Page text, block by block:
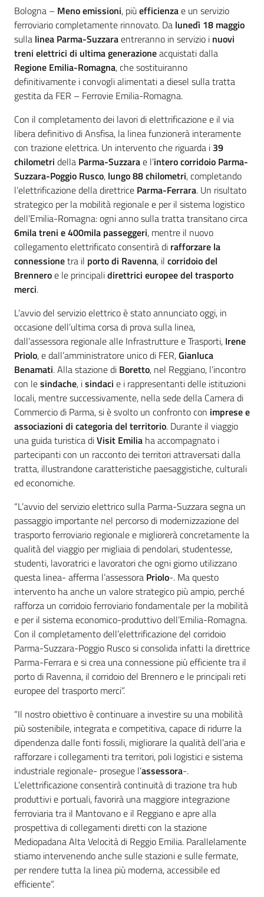
Contenuto
Bologna – Meno emissioni, piùefficienzae un servizio
ferroviario completamente rinnovato. Da lunedì 18 maggio
sulla linea Parma-Suzzaraentreranno in servizio i nuovi
treni elettrici di ultima generazioneacquistati dalla
Regione Emilia-Romagna, che sostituiranno
definitivamente i convogli alimentati a diesel sulla tratta
gestita da FER – Ferrovie Emilia-Romagna.
Con il completamento dei lavori di elettrificazione e il via
libera definitivo di Ansfisa, la linea funzionerà interamente
con trazione elettrica. Un intervento che riguarda i 39
chilometri della Parma-Suzzarae l’intero corridoio Parma-
Suzzara-Poggio Rusco, lungo 88 chilometri, completando
l’elettrificazione della direttrice Parma-Ferrara. Un risultato
strategico per la mobilità regionale e per il sistema logistico
dell’Emilia-Romagna: ogni anno sulla tratta transitano circa
6mila treni e 400mila passeggeri, mentre il nuovo
collegamento elettrificato consentirà di rafforzare la
connessionetra il porto di Ravenna, il corridoio del
Brenneroe le principalidirettrici europee del trasporto
merci.
L’avvio del servizio elettrico è stato annunciato oggi, in
occasione dell’ultima corsa di prova sulla linea,
dall’assessora regionale alle Infrastrutture e Trasporti, Irene
Priolo, e dall’amministratore unico di FER,Gianluca
Benamati. Alla stazione di Boretto, nel Reggiano, l’incontro
con lesindache, isindaci e i rappresentanti delle istituzioni
locali, mentre successivamente, nella sede della Camera di
Commercio di Parma, si è svolto un confronto con imprese e
associazioni di categoria del territorio. Durante il viaggio
una guida turistica diVisit Emilia ha accompagnato i
partecipanti con un racconto dei territori attraversati dalla
tratta, illustrandone caratteristiche paesaggistiche, culturali
ed economiche.
“L’avvio del servizio elettrico sulla Parma-Suzzara segna un
passaggio importante nel percorso di modernizzazione del
trasporto ferroviario regionale e migliorerà concretamente la
qualità del viaggio per migliaia di pendolari, studentesse,
studenti, lavoratrici e lavoratori che ogni giorno utilizzano
questa linea- afferma l’assessora Priolo-. Ma questo
intervento ha anche un valore strategico più ampio, perché
rafforza un corridoio ferroviario fondamentale per la mobilità
e per il sistema economico-produttivo dell’Emilia-Romagna.
Con il completamento dell’elettrificazione del corridoio
Parma-Suzzara-Poggio Rusco si consolida infatti la direttrice
Parma-Ferrara e si crea una connessione più efficiente tra il
porto di Ravenna, il corridoio del Brennero e le principali reti
europee del trasporto merci”.
“Il nostro obiettivo è continuare a investire su una mobilità
più sostenibile, integrata e competitiva, capace di ridurre la
dipendenza dalle fonti fossili, migliorare la qualità dell’aria e
rafforzare i collegamenti tra territori, poli logistici e sistema
industriale regionale- prosegue l’assessora-.
L’elettrificazione consentirà continuità di trazione tra hub
produttivi e portuali, favorirà una maggiore integrazione
ferroviaria tra il Mantovano e il Reggiano e apre alla
prospettiva di collegamenti diretti con la stazione
Mediopadana Alta Velocità di Reggio Emilia. Parallelamente
stiamo intervenendo anche sulle stazioni e sulle fermate,
per rendere tutta la linea più moderna, accessibile ed
efficiente”.